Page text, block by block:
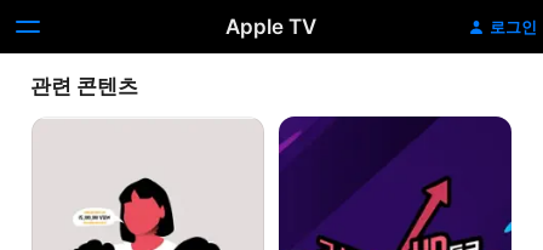
Apple TV 로그인
관련 콘텐츠
진짜
만렙
박주식